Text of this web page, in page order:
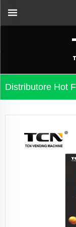
Distributore Hot
VM da a